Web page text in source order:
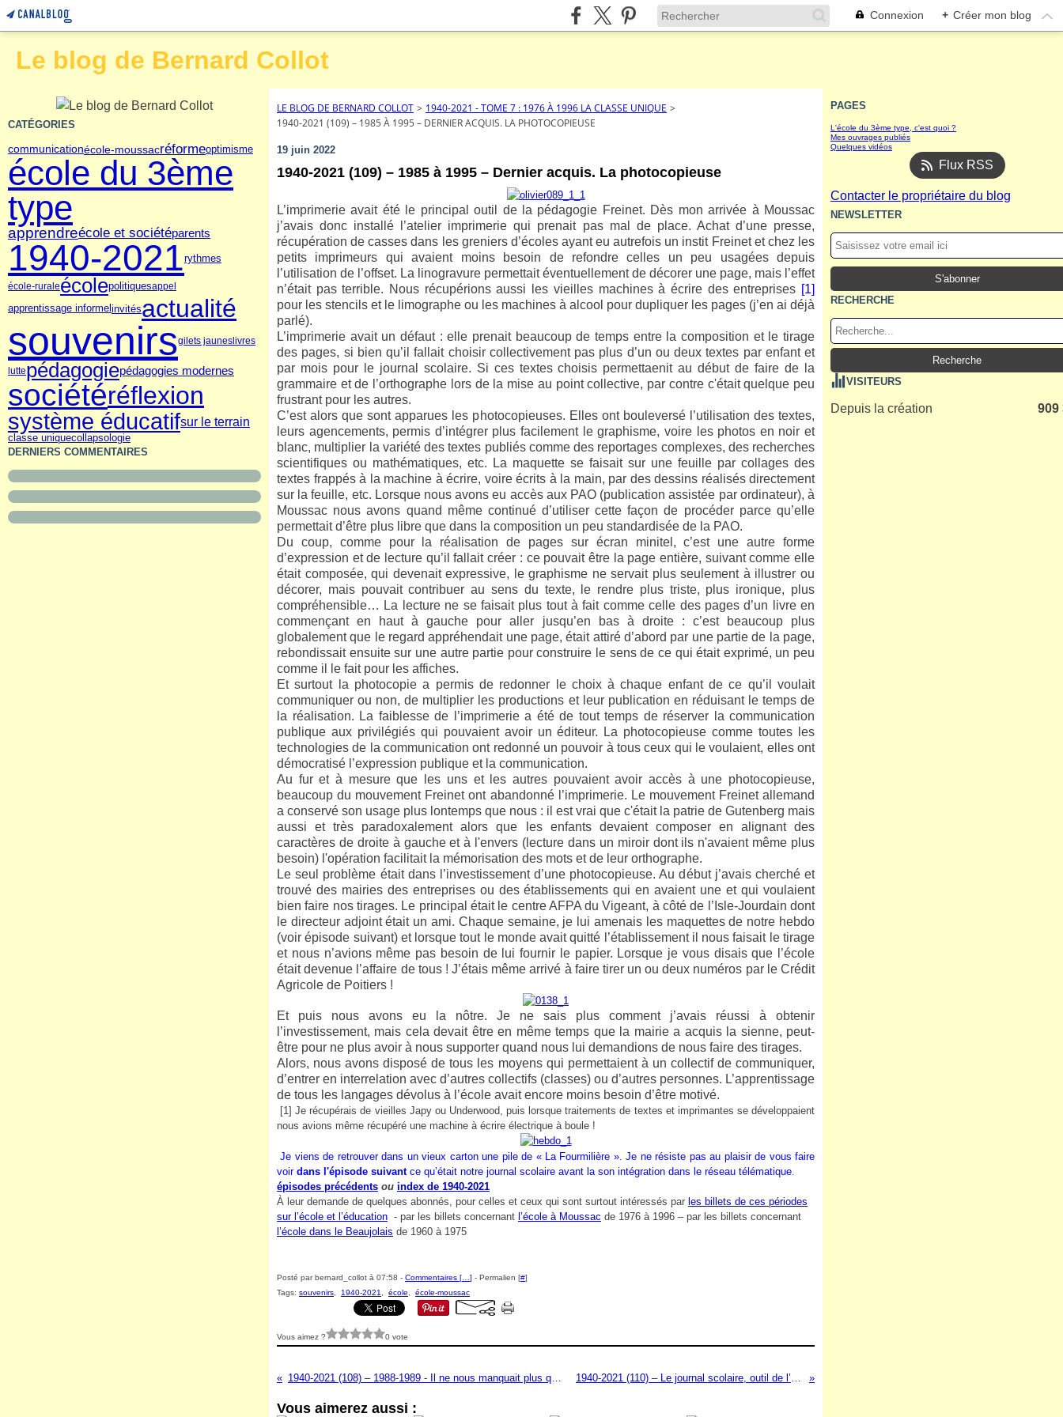
Connexion + Créer mon blog
Le blog de Bernard Collot
CATÉGORIES
communicationécole-moussacréformeoptimisme
école du 3ème
type
apprendreécole et sociétéparents
1940-2021rythmes
école-ruraleécolepolitiquesappel
apprentissage informel invitésactualité
souvenirsgilets jaunes livres
luttepédagogiepédagogies modernes
sociétéréflexion
système éducatifsur le terrain
classe uniquecollapsologie
DERNIERS COMMENTAIRES
LE BLOG DE BERNARD COLLOT > 1940-2021 - TOME 7 : 1976 À 1996 LA CLASSE UNIQUE >
1940-2021 (109) – 1985 À 1995 – DERNIER ACQUIS. LA PHOTOCOPIEUSE
19 juin 2022
1940-2021 (109) – 1985 à 1995 – Dernier acquis. La photocopieuse
L’imprimerie avait été le principal outil de la pédagogie Freinet. Dès mon arrivée à Moussac
j’avais donc installé l’atelier imprimerie qui prenait pas mal de place. Achat d’une presse,
récupération de casses dans les greniers d’écoles ayant eu autrefois un instit Freinet et chez les
petits imprimeurs qui avaient moins besoin de refondre celles un peu usagées depuis
l’utilisation de l’offset. La linogravure permettait éventuellement de décorer une page, mais l’effet
n’était pas terrible. Nous récupérions aussi les vieilles machines à écrire des entreprises [1]
pour les stencils et le limographe ou les machines à alcool pour dupliquer les pages (j’en ai déjà
parlé).
L’imprimerie avait un défaut : elle prenait beaucoup de temps entre la composition et le tirage
des pages, si bien qu’il fallait choisir collectivement pas plus d’un ou deux textes par enfant et
par mois pour le journal scolaire. Si ces textes choisis permettaenit au début de faire de la
grammaire et de l’orthographe lors de la mise au point collective, par contre c'était quelque peu
frustrant pour les autres.
C’est alors que sont apparues les photocopieuses. Elles ont bouleversé l’utilisation des textes,
leurs agencements, permis d’intégrer plus facilement le graphisme, voire les photos en noir et
blanc, multiplier la variété des textes publiés comme des reportages complexes, des recherches
scientifiques ou mathématiques, etc. La maquette se faisait sur une feuille par collages des
textes frappés à la machine à écrire, voire écrits à la main, par des dessins réalisés directement
sur la feuille, etc. Lorsque nous avons eu accès aux PAO (publication assistée par ordinateur), à
Moussac nous avons quand même continué d’utiliser cette façon de procéder parce qu’elle
permettait d’être plus libre que dans la composition un peu standardisée de la PAO.
Du coup, comme pour la réalisation de pages sur écran minitel, c’est une autre forme
d’expression et de lecture qu’il fallait créer : ce pouvait être la page entière, suivant comme elle
était composée, qui devenait expressive, le graphisme ne servait plus seulement à illustrer ou
décorer, mais pouvait contribuer au sens du texte, le rendre plus triste, plus ironique, plus
compréhensible… La lecture ne se faisait plus tout à fait comme celle des pages d’un livre en
commençant en haut à gauche pour aller jusqu’en bas à droite : c’est beaucoup plus
globalement que le regard appréhendait une page, était attiré d’abord par une partie de la page,
rebondissait ensuite sur une autre partie pour construire le sens de ce qui était exprimé, un peu
comme il le fait pour les affiches.
Et surtout la photocopie a permis de redonner le choix à chaque enfant de ce qu’il voulait
communiquer ou non, de multiplier les productions et leur publication en réduisant le temps de
la réalisation. La faiblesse de l’imprimerie a été de tout temps de réserver la communication
publique aux privilégiés qui pouvaient avoir un éditeur. La photocopieuse comme toutes les
technologies de la communication ont redonné un pouvoir à tous ceux qui le voulaient, elles ont
démocratisé l’expression publique et la communication.
Au fur et à mesure que les uns et les autres pouvaient avoir accès à une photocopieuse,
beaucoup du mouvement Freinet ont abandonné l’imprimerie. Le mouvement Freinet allemand
a conservé son usage plus lontemps que nous : il est vrai que c'était la patrie de Gutenberg mais
aussi et très paradoxalement alors que les enfants devaient composer en alignant des
caractères de droite à gauche et à l'envers (lecture dans un miroir dont ils n'avaient même plus
besoin) l'opération facilitait la mémorisation des mots et de leur orthographe.
Le seul problème était dans l’investissement d’une photocopieuse. Au début j’avais cherché et
trouvé des mairies des entreprises ou des établissements qui en avaient une et qui voulaient
bien faire nos tirages. Le principal était le centre AFPA du Vigeant, à côté de l’Isle-Jourdain dont
le directeur adjoint était un ami. Chaque semaine, je lui amenais les maquettes de notre hebdo
(voir épisode suivant) et lorsque tout le monde avait quitté l’établissement il nous faisait le tirage
et nous n’avions même pas besoin de lui fournir le papier. Lorsque je vous disais que l’école
était devenue l’affaire de tous ! J’étais même arrivé à faire tirer un ou deux numéros par le Crédit
Agricole de Poitiers !
Et puis nous avons eu la nôtre. Je ne sais plus comment j’avais réussi à obtenir
l’investissement, mais cela devait être en même temps que la mairie a acquis la sienne, peut-
être pour ne plus avoir à nous supporter quand nous lui demandions de nous faire des tirages.
Alors, nous avons disposé de tous les moyens qui permettaient à un collectif de communiquer,
d’entrer en interrelation avec d’autres collectifs (classes) ou d’autres personnes. L’apprentissage
de tous les langages dévolus à l’école avait encore moins besoin d’être motivé.
[1] Je récupérais de vieilles Japy ou Underwood, puis lorsque traitements de textes et imprimantes se développaient
nous avions même récupéré une machine à écrire électrique à boule !
Je viens de retrouver dans un vieux carton une pile de « La Fourmilière ». Je ne résiste pas au plaisir de vous faire
voir dans l'épisode suivantce qu’était notre journal scolaire avant la son intégration dans le réseau télématique.
épisodes précédents ou index de 1940-2021
À leur demande de quelques abonnés, pour celles et ceux qui sont surtout intéressés par les billets de ces périodes
sur l’école et l’éducation - par les billets concernant l’école à Moussac de 1976 à 1996 – par les billets concernant
l’école dans le Beaujolais de 1960 à 1975
Posté par bernard_collot à 07:58 - Commentaires [ ] - Permalien [#]
Tags: souvenirs 1940-2021 école école-moussac
Vous aimez ? 0 vote
1940-2021 (108) – 1988-1989 - Il ne nous manquait plus que des télécopieurs, nous les avons eus ! 1940-2021 (110) – Le journal scolaire, outil de l’expression et de la communication
Vous aimerez aussi :
PAGES
L'école du 3ème type, c'est quoi ?
Mes ouvrages publiés
Quelques vidéos
Flux RSS
Contacter le propriétaire du blog
NEWSLETTER
RECHERCHE
VISITEURS
Depuis la création 909